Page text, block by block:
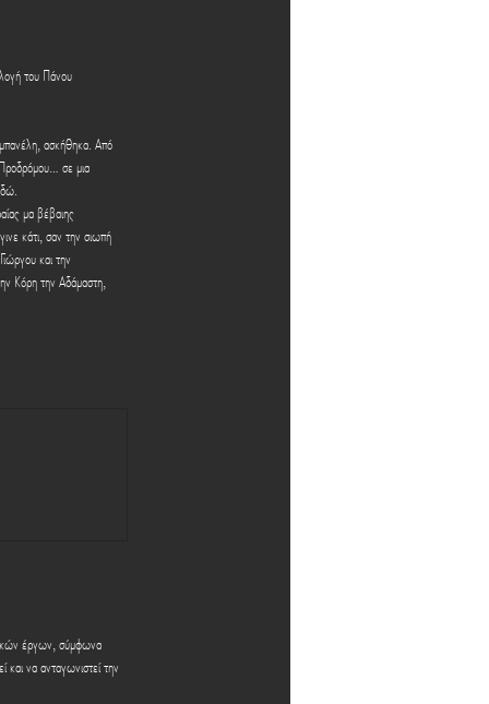
του Πάνου
ασκήθηκα. Από
σε μια
μα βέβαιης
κάτι, σαν την σιωπή
και την
Κόρη την Αδάμαστη,
έργων, σύμφωνα
και να ανταγωνιστεί την